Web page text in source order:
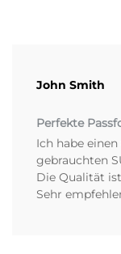
John Smith
Perfekte
Ich habe
gebrauchten
Die Qualität
Sehr